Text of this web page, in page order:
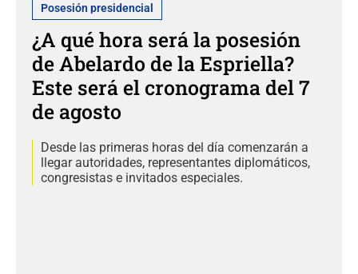
Posesión presidencial
¿A qué hora será la posesión
de Abelardo de la Espriella?
Este será el cronograma del 7
de agosto
Desde las primeras horas del día comenzarán a
llegar autoridades, representantes diplomáticos,
congresistas e invitados especiales.